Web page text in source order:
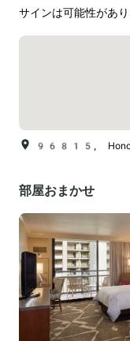
96815,
部屋おまかせ